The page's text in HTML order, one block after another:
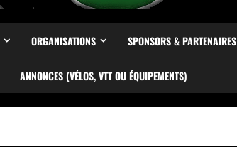
ORGANISATIONS SPONSORS & PARTENAIRES
ANNONCES (VÉLOS, VTT OU ÉQUIPEMENTS)